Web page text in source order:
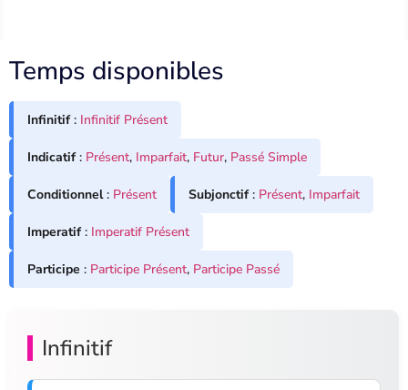
Temps disponibles
Infinitif: Infinitif Présent
Indicatif: Présent, Imparfait, Futur, Passé Simple
Conditionnel: Présent Subjonctif: Présent, Imparfait
Imperatif: Imperatif Présent
Participe : Participe Présent, Participe Passé
Infinitif